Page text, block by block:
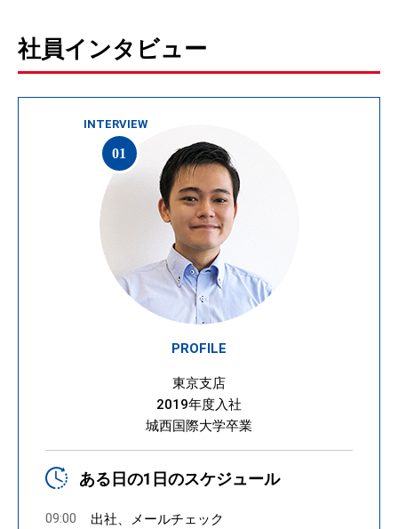
社員インタビュー
PROFILE
東京支店
2019年度入社
城西国際大学卒業
ある日の1日のスケジュール
09:00
出社、メールチェック